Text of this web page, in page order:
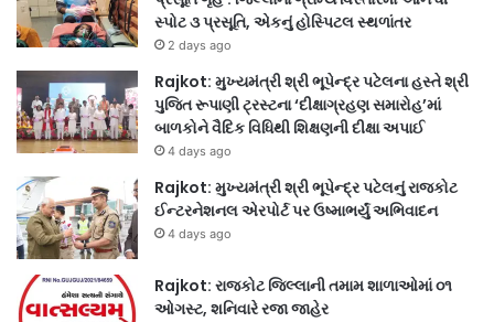
સ્પોટ ૩ પ્રસૂતિ, એકનું હોસ્પિટલ સ્થળાંતર
2 days ago
Rajkot: મુખ્યમંત્રી શ્રી ભૂપેન્દ્ર પટેલના હસ્તે શ્રી
પુજિત રૂપાણી ટ્રસ્ટના ‘દીક્ષાગ્રહણ સમારોહ’માં
બાળકોને વૈદિક વિધિથી શિક્ષણની દીક્ષા અપાઈ
4 days ago
Rajkot: મુખ્યમંત્રી શ્રી ભૂપેન્દ્ર પટેલનું રાજકોટ
ઈન્ટરનેશનલ એરપોર્ટ પર ઉષ્માભર્યું અભિવાદન
4 days ago
Rajkot: રાજકોટ જિલ્લાની તમામ શાળાઓમાં ૦૧
ઓગસ્ટ, શનિવારે રજા જાહેર